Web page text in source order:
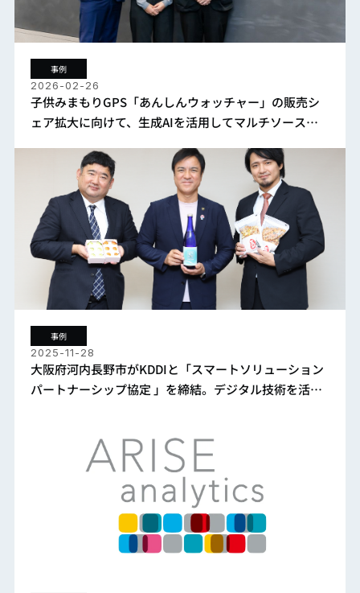
事例
2026-02-26
子供みまもりGPS「あんしんウォッチャー」の販売シ
ェア拡大に向けて、生成AIを活用してマルチソースの
事例
2025-11-28
大阪府河内長野市がKDDIと「スマートソリューション
パートナーシップ協定 」を締結。デジタル技術を活用